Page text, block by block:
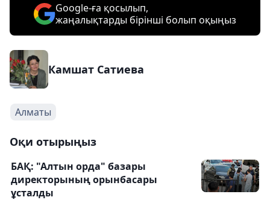
Google-ға қосылып,
жаңалықтарды бірінші болып оқыңыз
Камшат Сатиева
Алматы
Оқи отырыңыз
БАҚ: "Алтын орда" базары
директорының орынбасары
ұсталды